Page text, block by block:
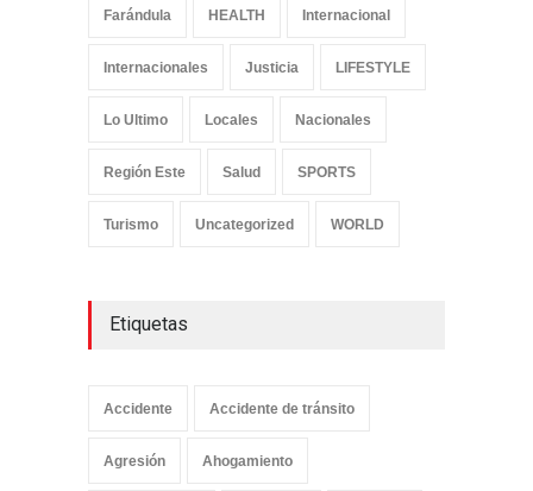
Farándula HEALTH Internacional
Internacionales Justicia LIFESTYLE
Lo Ultimo Locales Nacionales
Región Este Salud SPORTS
Turismo Uncategorized WORLD
Etiquetas
Accidente Accidente de tránsito
Agresión Ahogamiento